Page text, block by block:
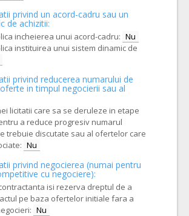
privind un acord-cadru sau un
de achizitii:
incheierea unui acord-cadru: Nu
instituirea unui sistem dinamic de
privind reducerea numarului de
in timpul negocierii sau al
licitatii care sa se deruleze in etape
a reduce progresiv numarul
trebuie discutate sau al ofertelor care
Nu
privind negocierea (numai pentru
cu negociere):
isi rezerva dreptul de a
pe baza ofertelor initiale fara a
Nu